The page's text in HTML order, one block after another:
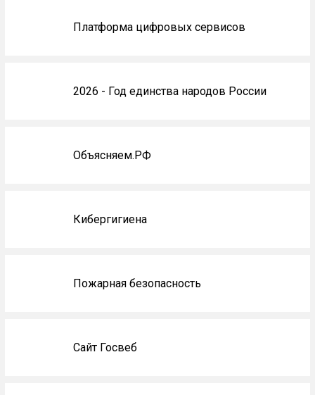
Платформа цифровых сервисов
2026 - Год единства народов России
Объясняем.РФ
Кибергигиена
Пожарная безопасность
Сайт Госвеб